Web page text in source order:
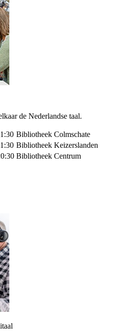
de Nederlandse taal.
Bibliotheek Colmschate
Bibliotheek Keizerslanden
Bibliotheek Centrum